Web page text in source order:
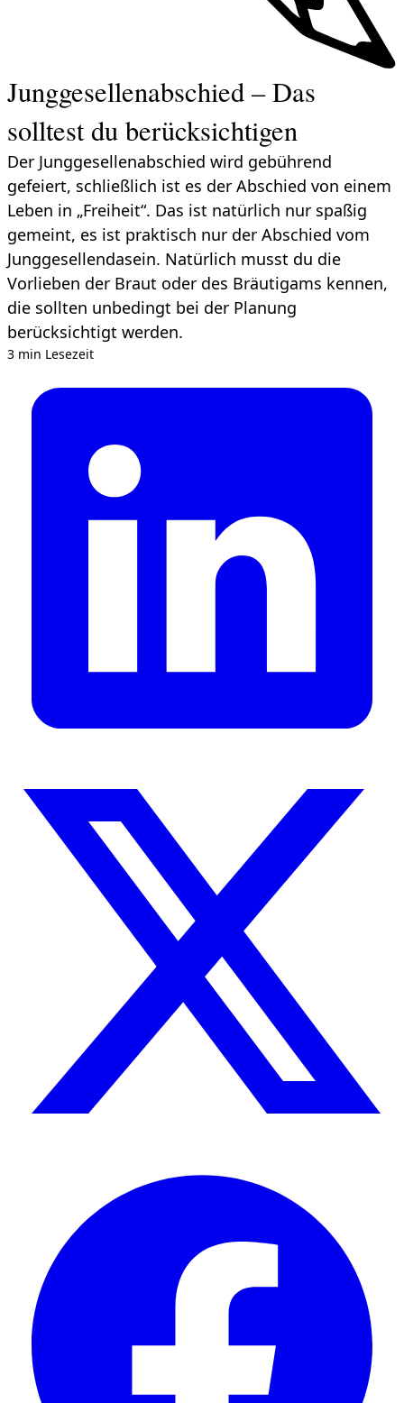
Junggesellenabschied – Das
solltest du berücksichtigen
Der Junggesellenabschied wird gebührend
gefeiert, schließlich ist es der Abschied von einem
Leben in „Freiheit“. Das ist natürlich nur spaßig
gemeint, es ist praktisch nur der Abschied vom
Junggesellendasein. Natürlich musst du die
Vorlieben der Braut oder des Bräutigams kennen,
die sollten unbedingt bei der Planung
berücksichtigt werden.
3 min Lesezeit